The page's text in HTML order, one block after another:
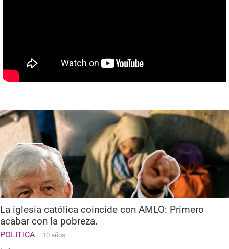
La iglesia católica coincide con AMLO: Primero
acabar con la pobreza.
POLITICA 10 años